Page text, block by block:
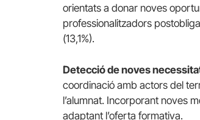
orientats a donar noves
professionalitzadors
(13,1%).
Detecció de noves
coordinació amb actors del
l’alumnat. Incorporant noves
adaptant l’oferta formativa.